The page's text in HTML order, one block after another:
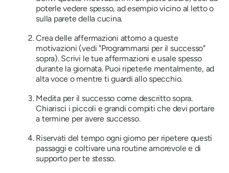
poterle vedere spesso, ad esempio vicino al letto o
sulla parete della cucina.
Crea delle affermazioni attorno a queste
motivazioni (vedi "Programmarsi per il successo"
sopra). Scrivi le tue affermazioni e usale spesso
durante la giornata. Puoi ripeterle mentalmente, ad
alta voce o mentre ti guardi allo specchio.
Medita per il successo come descritto sopra.
Chiarisci i piccoli e grandi compiti che devi portare
a termine per avere successo.
Riservati del tempo ogni giorno per ripetere questi
passaggi e coltivare una routine amorevole e di
supporto per te stesso.